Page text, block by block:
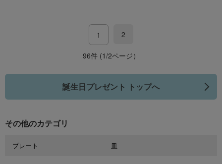
1 2
96件 (1/2ページ）
誕生日プレゼント トップへ
その他のカテゴリ
プレート 皿